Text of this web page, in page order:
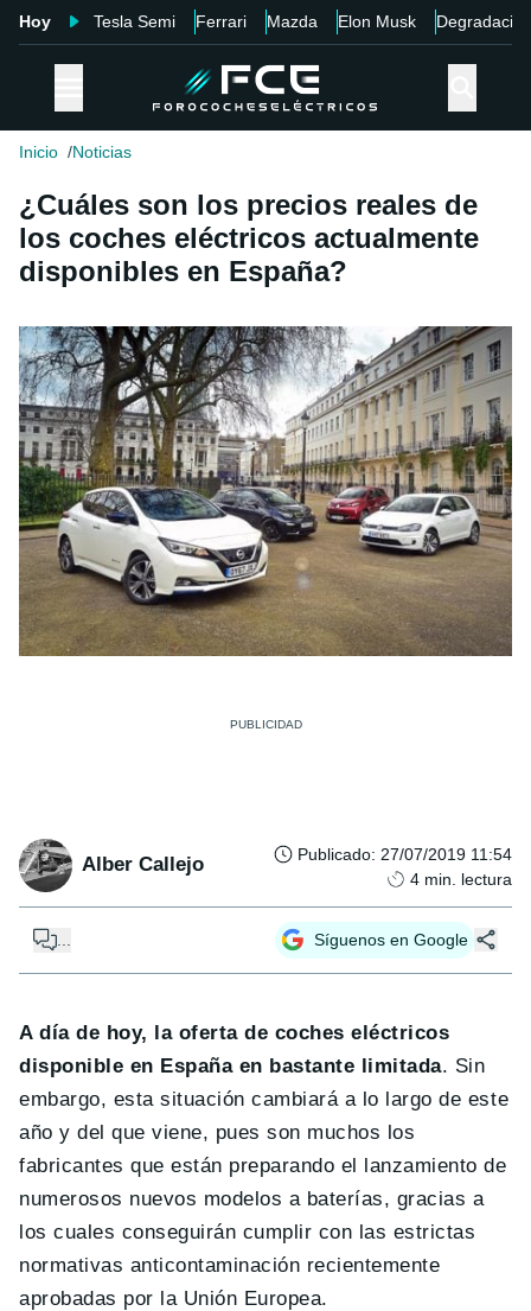
Hoy Tesla Semi Ferrari Mazda Elon Musk Degradación
Inicio Noticias
¿Cuáles son los precios reales de
los coches eléctricos actualmente
disponibles en España?
Alber Callejo Publicado: 27/07/2019 11:54
4 min. lectura
Síguenos en Google
A día de hoy, la oferta de coches eléctricos
disponible en España en bastante limitada. Sin
embargo, esta situación cambiará a lo largo de este
año y del que viene, pues son muchos los
fabricantes que están preparando el lanzamiento de
numerosos nuevos modelos a baterías, gracias a
los cuales conseguirán cumplir con las estrictas
normativas anticontaminación recientemente
aprobadas por la Unión Europea.